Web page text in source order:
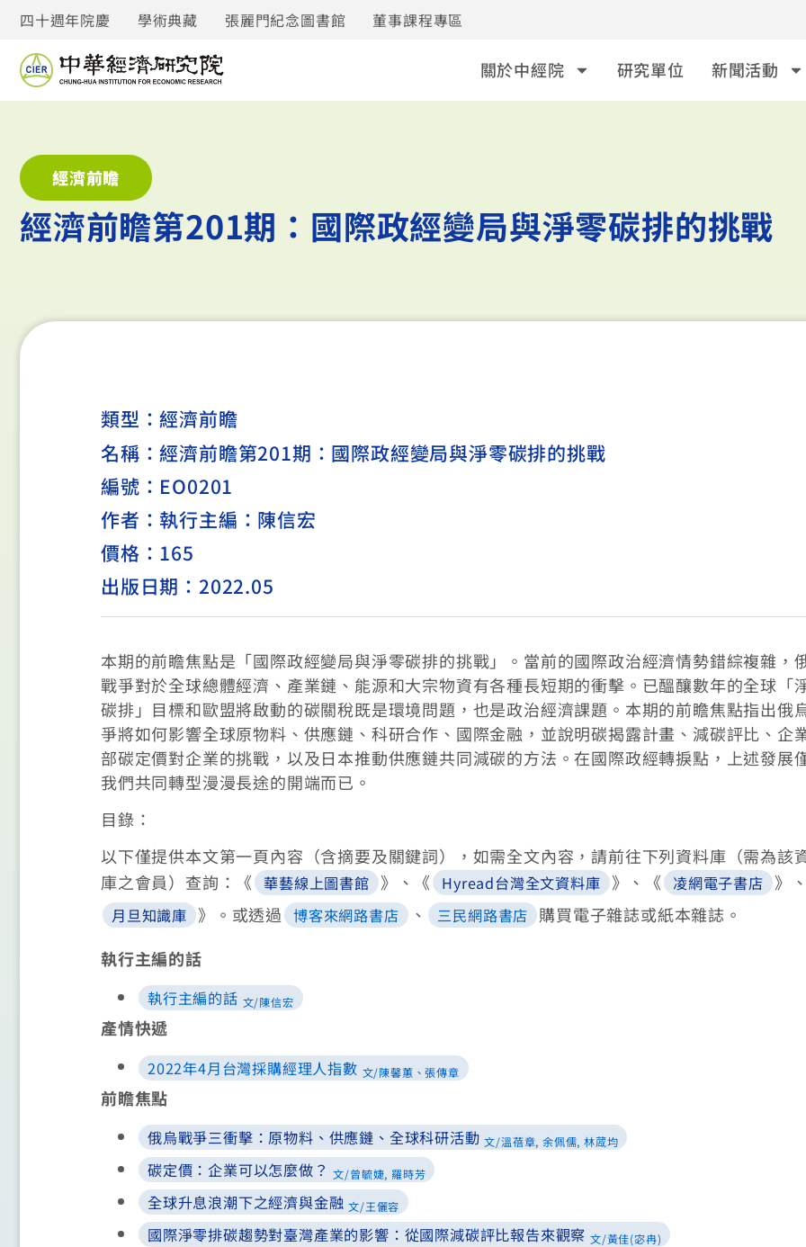
四十週年院慶 學術典藏 張麗門紀念圖書館 董事課程專區
關於中經院 研究單位 新聞活動
經濟前瞻
經濟前瞻第201期：國際政經變局與淨零碳排的挑戰
類型：經濟前瞻
名稱：經濟前瞻第201期：國際政經變局與淨零碳排的挑戰
編號：EO0201
作者：執行主編：陳信宏
價格：165
出版日期：2022.05
本期的前瞻焦點是「國際政經變局與淨零碳排的挑戰」。當前的國際政治經濟情勢錯綜複雜，
戰爭對於全球總體經濟、產業鏈、能源和大宗物資有各種長短期的衝擊。已醞釀數年的全球「
碳排」目標和歐盟將啟動的碳關稅既是環境問題，也是政治經濟課題。本期的前瞻焦點指出俄
爭將如何影響全球原物料、供應鏈、科研合作、國際金融，並說明碳揭露計畫、減碳評比、企
部碳定價對企業的挑戰，以及日本推動供應鏈共同減碳的方法。在國際政經轉捩點，上述發展
我們共同轉型漫漫長途的開端而已。
目錄：
以下僅提供本文第一頁內容（含摘要及關鍵詞），如需全文內容，請前往下列資料庫（需為該
庫之會員）查詢：《 華藝線上圖書館 》、《 Hyread台灣全文資料庫 》、《 凌網電子書店 》
月旦知識庫 》。 或透過 博客來網路書店 、 三民網路書店 購買電子雜誌或紙本雜誌。
執行主編的話
執行主編的話 文/陳信宏
產情快遞
2022年4月台灣採購經理人指數 文/陳馨蕙、張傳章
前瞻焦點
俄烏戰爭三衝擊：原物料、供應鏈、全球科研活動 文/溫蓓章, 余佩儒, 林蒧均
碳定價：企業可以怎麼做？ 文/曾毓婕, 羅時芳
全球升息浪潮下之經濟與金融 文/王儷容
國際淨零排碳趨勢對臺灣產業的影響：從國際減碳評比報告來觀察 文/黃佳(宓冉)